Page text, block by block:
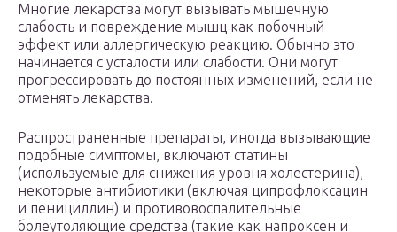
Многие лекарства могут вызывать мышечную
слабость и повреждение мышц как побочный
эффект или аллергическую реакцию. Обычно это
начинается с усталости или слабости. Они могут
прогрессировать до постоянных изменений, если не
отменять лекарства.
Распространенные препараты, иногда вызывающие
подобные симптомы, включают статины
(используемые для снижения уровня холестерина),
некоторые антибиотики (включая ципрофлоксацин
и пенициллин) и противовоспалительные
болеутоляющие средства (такие как напроксен и